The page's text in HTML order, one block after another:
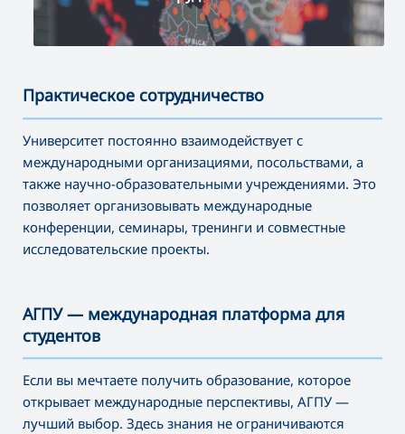
Практическое сотрудничество
Университет постоянно взаимодействует с
международными организациями, посольствами, а
также научно-образовательными учреждениями. Это
позволяет организовывать международные
конференции, семинары, тренинги и совместные
исследовательские проекты.
АГПУ — международная платформа для
студентов
Если вы мечтаете получить образование, которое
открывает международные перспективы, АГПУ —
лучший выбор. Здесь знания не ограничиваются